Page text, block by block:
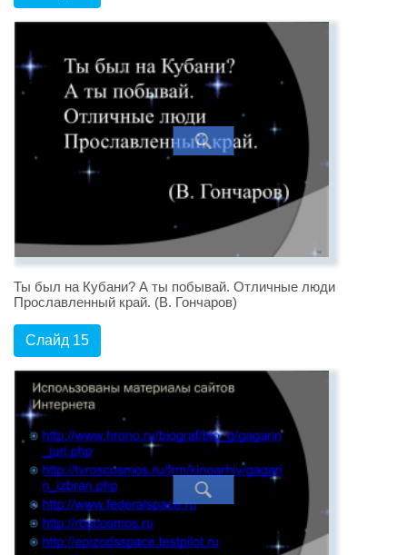
Ты был на Кубани? А ты побывай. Отличные люди
Прославленный край. (В. Гончаров)
Слайд 15